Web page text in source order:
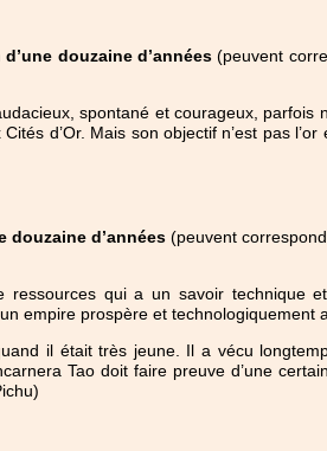
douzaine d’années (peuvent
spontané et courageux, parfois
d’Or. Mais son objectif n’est pas
douzaine d’années (peuvent
ressources qui a un savoir technique
empire prospère et technologiquement
il était très jeune. Il a vécu
Tao doit faire preuve d’une